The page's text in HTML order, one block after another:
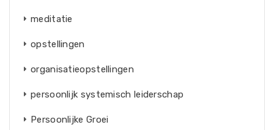
meditatie
opstellingen
organisatieopstellingen
persoonlijk systemisch leiderschap
Persoonlijke Groei